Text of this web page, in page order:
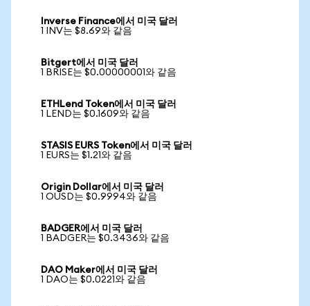
Inverse Finance에서 미국 달러
1 INV는 $8.69와 같음
Bitgert에서 미국 달러
1 BRISE는 $0.00000001와 같음
ETHLend Token에서 미국 달러
1 LEND는 $0.1609와 같음
STASIS EURS Token에서 미국 달러
1 EURS는 $1.21와 같음
Origin Dollar에서 미국 달러
1 OUSD는 $0.9994와 같음
BADGER에서 미국 달러
1 BADGER는 $0.3436와 같음
DAO Maker에서 미국 달러
1 DAO는 $0.0221와 같음